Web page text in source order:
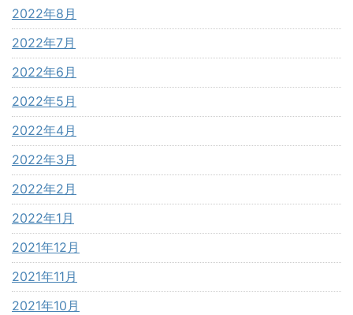
2022年8月
2022年7月
2022年6月
2022年5月
2022年4月
2022年3月
2022年2月
2022年1月
2021年12月
2021年11月
2021年10月